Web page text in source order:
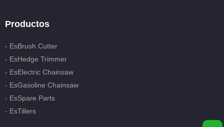
Productos
- EsBrush Cutter
- EsHedge Trimmer
- EsElectric Chainsaw
- EsGasoline Chainsaw
- EsSpare Parts
- EsTillers